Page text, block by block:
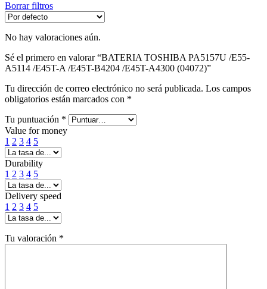
Borrar filtros
No hay valoraciones aún.
Sé el primero en valorar “BATERIA TOSHIBA PA5157U /E55-
A5114 /E45T-A /E45T-B4204 /E45T-A4300 (04072)”
Tu dirección de correo electrónico no será publicada. Los campos
obligatorios están marcados con *
Tu puntuación *
Value for money
1 2 3 4 5
Durability
1 2 3 4 5
Delivery speed
1 2 3 4 5
Tu valoración *